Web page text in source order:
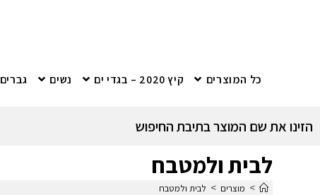
כל המוצרים קיץ 2020 – בגדי ים נשים גברים
הזינו את שם המוצר בתיבת החיפוש
לבית ולמטבח
> מוצרים > לבית ולמטבח